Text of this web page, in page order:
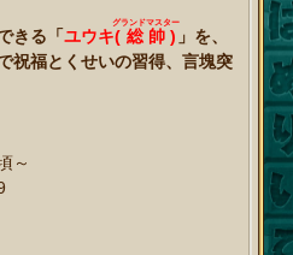
きる「ユウキ(総帥)
グランドマスター
」を、
祝福とくせいの習得、言塊突
～